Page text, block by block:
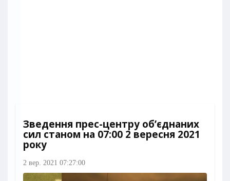
Зведення прес-центру об’єднаних
сил станом на 07:00 2 вересня 2021
року
2 вер. 2021 07:27:00